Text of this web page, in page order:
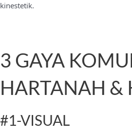
kinestetik.
3 GAYA
HARTANAH &
#1-VISUAL